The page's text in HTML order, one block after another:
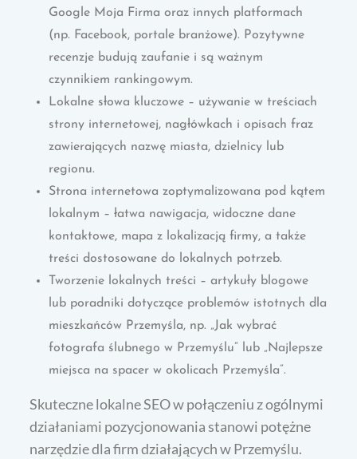
Google Moja Firma oraz innych platformach
(np. Facebook, portale branżowe). Pozytywne
recenzje budują zaufanie i są ważnym
czynnikiem rankingowym.
Lokalne słowa kluczowe – używanie w treściach
strony internetowej, nagłówkach i opisach fraz
zawierających nazwę miasta, dzielnicy lub
regionu.
Strona internetowa zoptymalizowana pod kątem
lokalnym – łatwa nawigacja, widoczne dane
kontaktowe, mapa z lokalizacją firmy, a także
treści dostosowane do lokalnych potrzeb.
Tworzenie lokalnych treści – artykuły blogowe
lub poradniki dotyczące problemów istotnych dla
mieszkańców Przemyśla, np. „Jak wybrać
fotografa ślubnego w Przemyślu” lub „Najlepsze
miejsca na spacer w okolicach Przemyśla”.
Skuteczne lokalne SEO w połączeniu z ogólnymi
działaniami pozycjonowania stanowi potężne
narzędzie dla firm działających w Przemyślu.